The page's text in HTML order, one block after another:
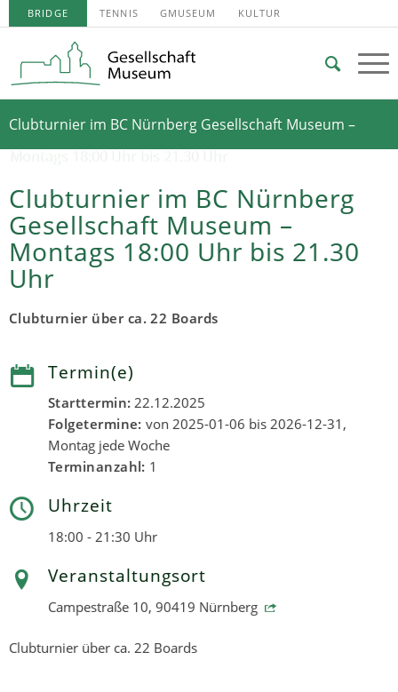
BRIDGE TENNIS GMUSEUM KULTUR
Clubturnier im BC Nürnberg Gesellschaft Museum –
Clubturnier im BC Nürnberg
Gesellschaft Museum –
Montags 18:00 Uhr bis 21.30
Uhr
Clubturnier über ca. 22 Boards
Termin(e)
Starttermin: 22.12.2025
Folgetermine: von 2025-01-06 bis 2026-12-31,
Montag jede Woche
Terminanzahl: 1
Uhrzeit
18:00 - 21:30 Uhr
Veranstaltungsort
Campestraße 10, 90419 Nürnberg
Clubturnier über ca. 22 Boards